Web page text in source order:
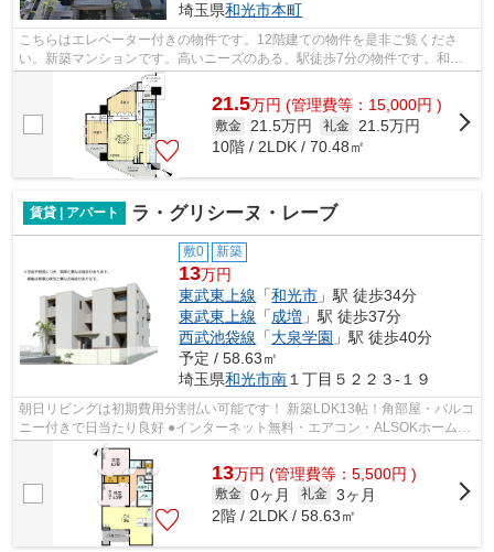
埼玉県和光市本町
こちらはエレベーター付きの物件です。12階建ての物件を是非ご覧くださ
い。新築マンションです。高いニーズのある、駅徒歩7分の物件です。和光
市エリアや和光市近くでお部屋探しをする...
21.5万円 (管理費等：15,000円 )
敷金 21.5万円 礼金
21.5万円
10階 / 2LDK / 70.48㎡
賃貸 | アパート ラ・グリシーヌ・レーブ
敷0 新築
13万円
東武東上線 「和光市 」駅 徒歩34分
東武東上線 「成増 」駅 徒歩37分
西武池袋線 「大泉学園 」駅 徒歩40分
予定 / 58.63㎡
埼玉県和光市南１丁目５２２３-１９
朝日リビングは初期費用分割払い可能です！ 新築LDK13帖！角部屋・バルコ
ニー付きで日当たり良好 ●インターネット無料・エアコン・ALSOKホームセ
キュリティ ●徒歩圏内にスーパー・コン...
13万円 (管理費等：5,500円 )
敷金 0ヶ月 礼金 3ヶ月
2階 / 2LDK / 58.63㎡